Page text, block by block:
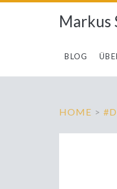
Markus
BLOG
HOME >